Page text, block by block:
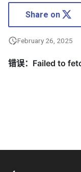
Share on
February 26, 2025